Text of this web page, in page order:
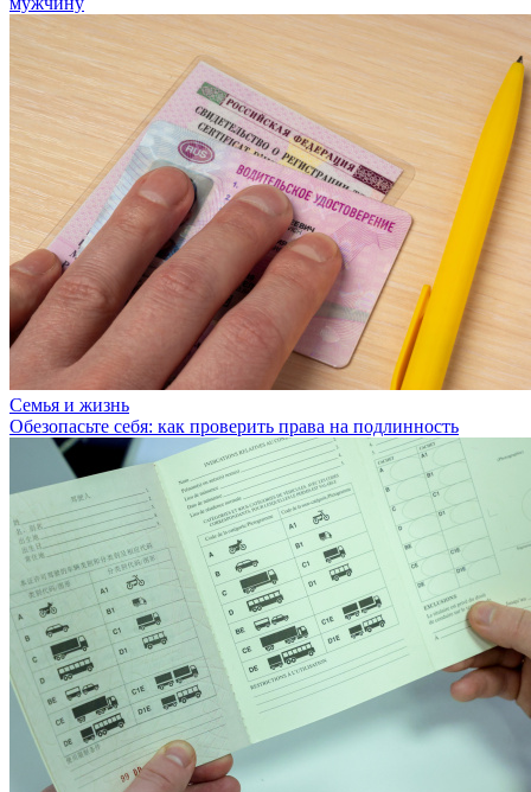
Семья и жизнь
Обезопасьте себя: как проверить права на подлинность